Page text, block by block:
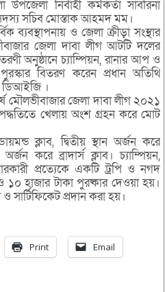
নির্বাহী কর্মকর্তা সাবরিনা
সচিব মোস্তাক আহমদ মম।
ব্যবস্থাপনায় ও জেলা ক্রীড়া সংস্থার
জেলা দাবা লীগ আটটি দলের
অনুষ্ঠানে চ্যাম্পিয়ন, রানার আপ ও
বিতরণ করেন প্রধান অতিথি
ডিআইজি ।
মৌলভীবাজার জেলা দাবা লীগ ২০২১
খেলায় অংশ গ্রহন করে মোট
ক্লাব, দ্বিতীয় স্থান অর্জন করে
করে ব্রাদার্স ক্লাব। চ্যাম্পিয়ন,
প্রত্যেকে একটি ট্রপি ও নগদ
হাজার টাকা পুরষ্কার দেওয়া হয়।
প্রদান করা হয়।
Print Email